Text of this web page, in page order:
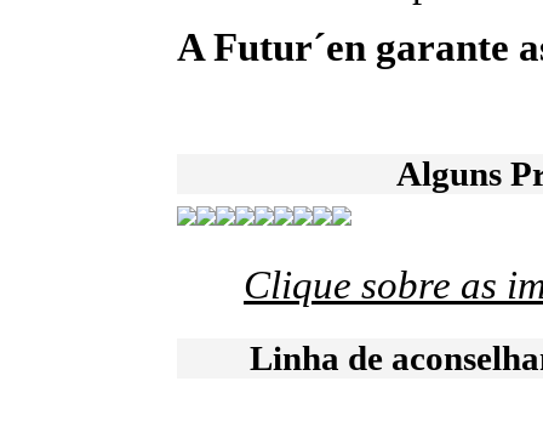
A Futur´en garante
Alguns
Clique sobre as
Linha de